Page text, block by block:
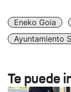
Eneko Goia
Ayuntamiento
Te puede